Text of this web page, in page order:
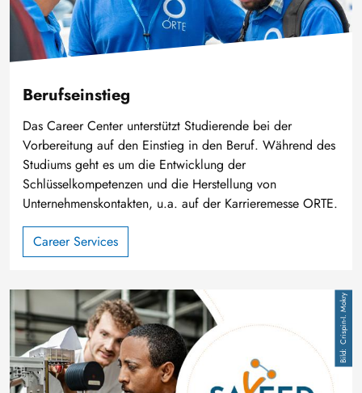
Berufseinstieg
Das Career Center unterstützt Studierende bei der
Vorbereitung auf den Einstieg in den Beruf. Während des
Studiums geht es um die Entwicklung der
Schlüsselkompetenzen und die Herstellung von
Unternehmenskontakten, u.a. auf der Karrieremesse ORTE.
Career Services
Image Crispin-I. Mokry